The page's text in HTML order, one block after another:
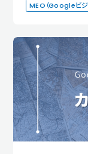
MEO（Googleビジ